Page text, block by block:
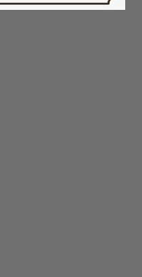
おります。
費のご負担をお願いす
きます。